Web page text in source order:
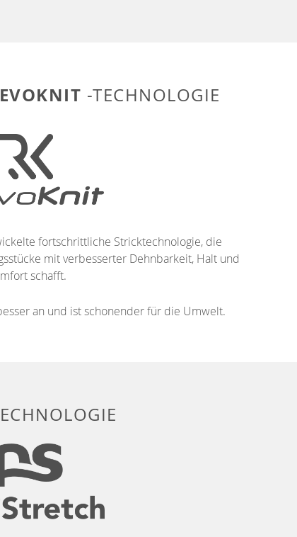
-TECHNOLOGIE
fortschrittliche Stricktechnologie, die
mit verbesserter Dehnbarkeit, Halt und
schafft.
an und ist schonender für die Umwelt.